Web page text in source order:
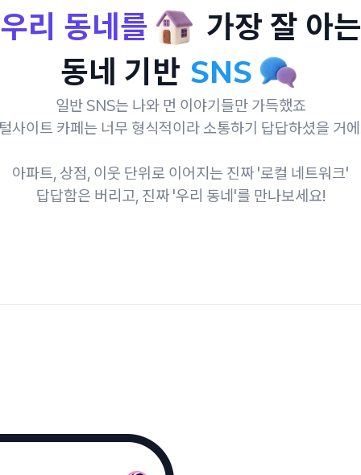
우리 동네를
가장 잘 아는
동네 기반 SNS
일반 SNS는 나와 먼 이야기들만 가득했죠
사이트 카페는 너무 형식적이라 소통하기 답답하셨을 거
아파트, 상점, 이웃 단위로 이어지는 진짜 '로컬 네트워크'
답답함은 버리고, 진짜 '우리 동네'를 만나보세요!